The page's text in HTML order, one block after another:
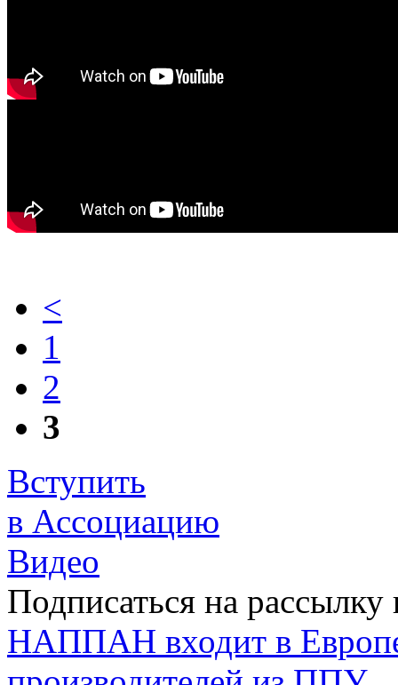
<
1
2
3
Вступить
в Ассоциацию
Видео
Подписаться на рассылку
НАППАН входит в